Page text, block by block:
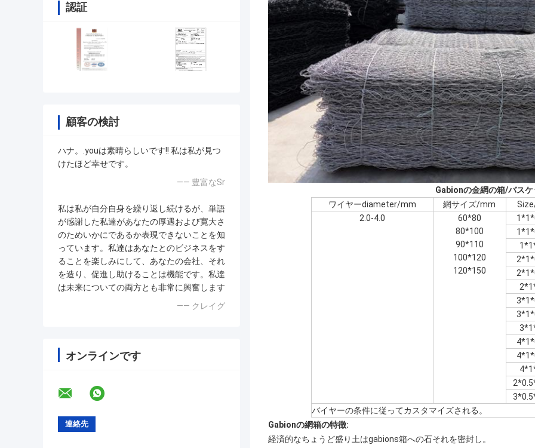
認証
顧客の検討
ハナ。.youは素晴らしいです!! 私は私が見つ
けたほど幸せです。
—— 豊富なSr
私は私が自分自身を繰り返し続けるが、単語
が感謝した私達があなたの厚遇および寛大さ
のためいかにであるか表現できないことを知
っています。私達はあなたとのビジネスをす
ることを楽しみにして、あなたの会社、それ
を造り、促進し助けることは機能です。私達
は未来についての両方とも非常に興奮します
—— クレイグ
オンラインです
Gabionの金網の箱/バス
ワイヤーdiameter/mm
網サイズ/mm
2.0-4.0
60*80
80*100
90*110
100*120
120*150
バイヤーの条件に従ってカスタマイズされる。
Gabionの網箱の特徴:
経済的なちょうど盛り土はgabions箱への石それを密封し。